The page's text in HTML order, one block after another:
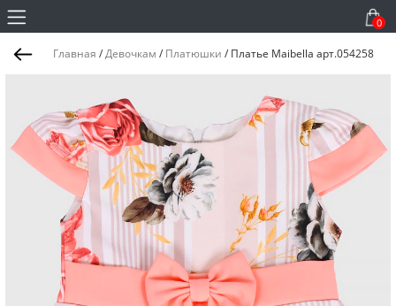
0
Главная /Девочкам / Платюшки / Платье Maibella арт.054258